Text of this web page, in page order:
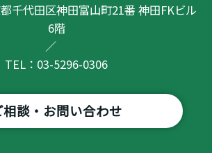
千代田区神田富山町21番 神田FKビル
6階
／
TEL：03-5296-0306
相談・お問い合わせ